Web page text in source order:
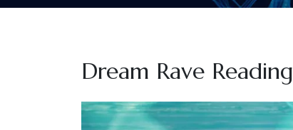
Dream Rave Reading